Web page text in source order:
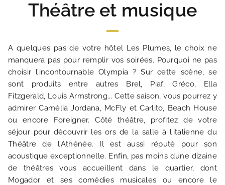
SITUATION
ACTUALITÉS
FAQ
Théâtre et musique
A quelques pas de votre hôtel Les Plumes, le choix ne
manquera pas pour remplir vos soirées. Pourquoi ne pas
choisir l’incontournable Olympia ? Sur cette scène, se
sont produits entre autres Brel, Piaf, Gréco, Ella
Fitzgerald, Louis Armstrong... Cette saison, vous pourrez y
admirer Camélia Jordana, McFly et Carlito, Beach House
ou encore Foreigner. Côté théâtre, profitez de votre
séjour pour découvrir les ors de la salle à l’italienne du
Théâtre de l’Athénée. Il est aussi réputé pour son
acoustique exceptionnelle. Enfin, pas moins d’une dizaine
de théâtres vous accueillent dans le quartier, dont
Mogador et ses comédies musicales ou encore le